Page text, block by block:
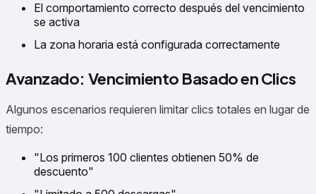
El comportamiento correcto después del vencimiento
se activa
La zona horaria está configurada correctamente
Avanzado: Vencimiento Basado en Clics
Algunos escenarios requieren limitar clics totales en lugar de
tiempo:
"Los primeros 100 clientes obtienen 50% de
descuento"